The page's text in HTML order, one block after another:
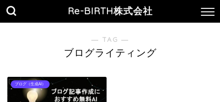
Re-BIRTH株式会社
― TAG ―
ブログライティング
ブログ（生成AI）